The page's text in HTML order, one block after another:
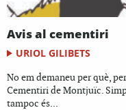
Avis al cementiri
URIOL GILIBETS
No em demaneu per què,
Cementiri de Montjuïc.
tampoc és...